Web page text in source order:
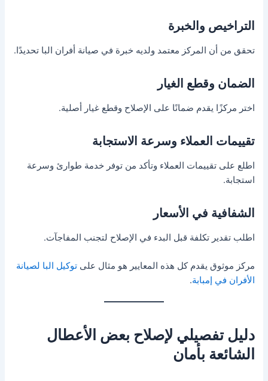
التراخيص والخبرة
تحقق من أن المركز معتمد ولديه خبرة في صيانة أفران البا تحديدًا.
الضمان وقطع الغيار
اختر مركزًا يقدم ضمانًا على الإصلاح وقطع غيار أصلية.
تقييمات العملاء وسرعة الاستجابة
اطلع على تقييمات العملاء وتأكد من توفر خدمة طوارئ وسرعة
استجابة.
الشفافية في الأسعار
اطلب تقدير تكلفة قبل البدء في الإصلاح لتجنب المفاجآت.
مركز موثوق يقدم كل هذه المعايير هو مثال علىتوكيل البا لصيانة
الأفران في إمبابة.
دليل تفصيلي لإصلاح بعض الأعطال
الشائعة بأمان